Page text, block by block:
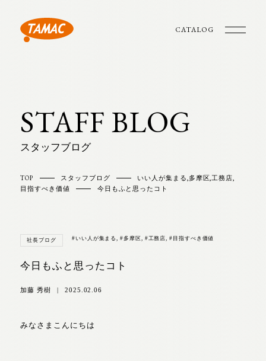
CATALOG
STAFF BLOG
スタッフブログ
TOP スタッフブログ いい人が集まる,多摩区,工務店,
目指すべき価値
今日もふと思ったコト
社長ブログ #いい人が集まる,#多摩区, #工務店,#目指すべき価値
今日もふと思ったコト
加藤 秀樹 | 2025.02.06
みなさまこんにちは